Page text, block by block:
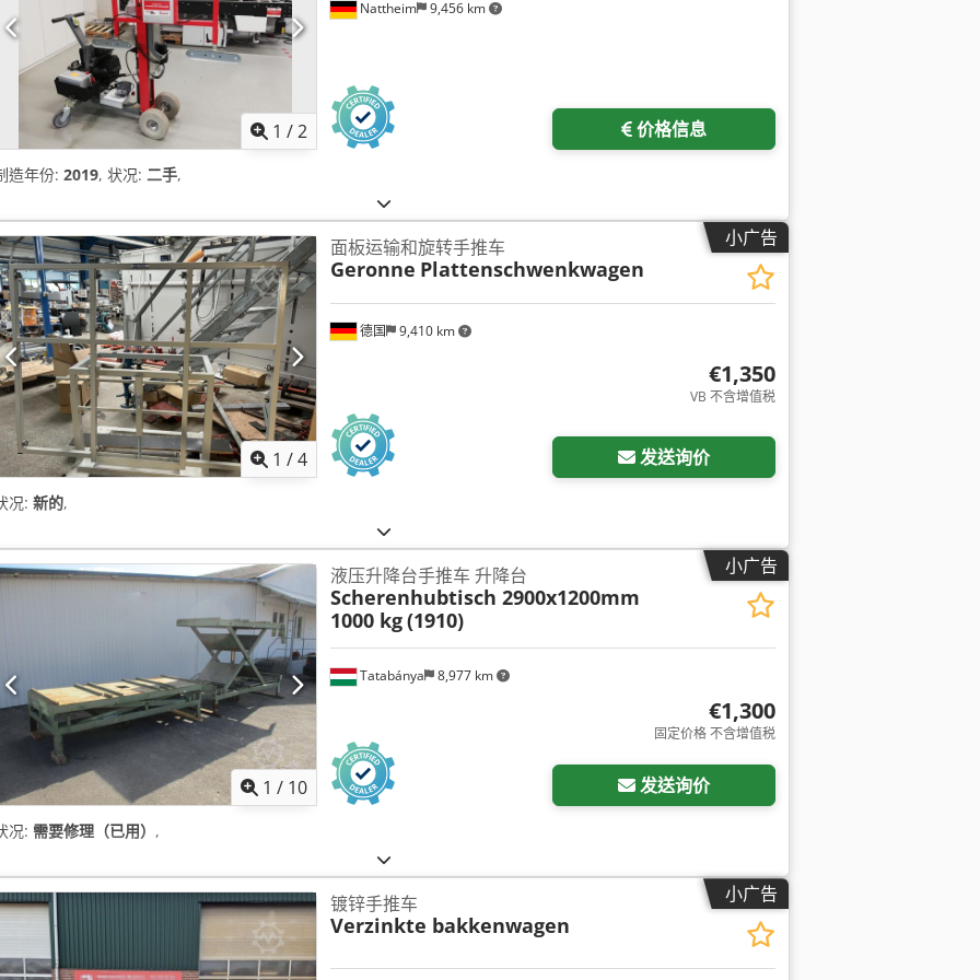
1 /2
Nattheim 9,456 km
价格信息
造年份: 2019, 状况: 二手,
小广告
1 /4
德国 9,410 km
面板运输和旋转手推车
Geronne Plattenschwenkwagen
€1,350
VB 不含增值税
发送询价
况: 新的,
小广告
1 / 10
Tatabánya 8,977 km
液压升降台手推车 升降台
Scherenhubtisch 2900x1200mm
1000 kg(1910)
€1,300
固定价格 不含增值税
发送询价
况: 需要修理（已用） ,
小广告
镀锌手推车
Verzinkte bakkenwagen